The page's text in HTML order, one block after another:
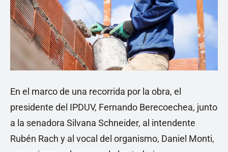
En el marco de una recorrida por la obra, el
presidente del IPDUV, Fernando Berecoechea, junto
a la senadora Silvana Schneider, al intendente
Rubén Rach y al vocal del organismo, Daniel Monti,